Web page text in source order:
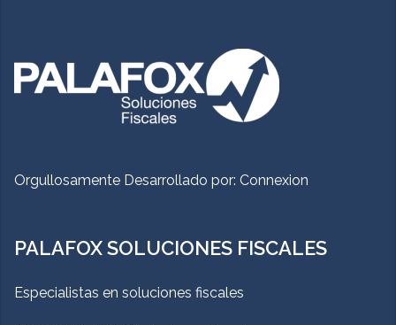
Orgullosamente Desarrollado por: Connexion
PALAFOX SOLUCIONES FISCALES
Especialistas en soluciones fiscales